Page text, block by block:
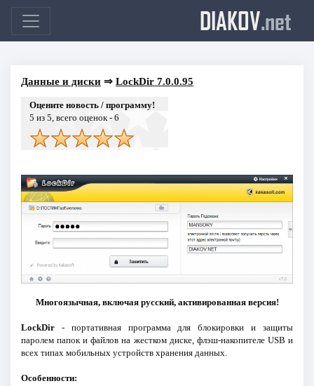
DIAKOV.net
Данные и диски⇒ LockDir 7.0.0.95
Оцените новость / программу!
5 из 5, всего оценок - 6
Многоязычная, включая русский, активированная версия!
LockDir- портативная программа для блокировки и защиты
паролем папок и файлов на жестком диске, флэш-накопителе USB и
всех типах мобильных устройств хранения данных.
Особенности: